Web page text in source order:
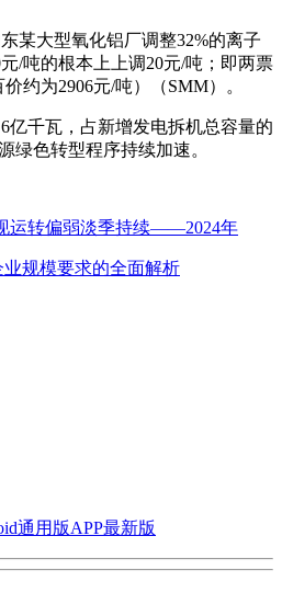
大型氧化铝厂调整32%的离子
/吨的根本上上调20元/吨；即两票
约为2906元/吨）（SMM）。
千瓦，占新增发电拆机总容量的
绿色转型程序持续加速。
运转偏弱淡季持续——2024年
规模要求的全面解析
通用版APP最新版